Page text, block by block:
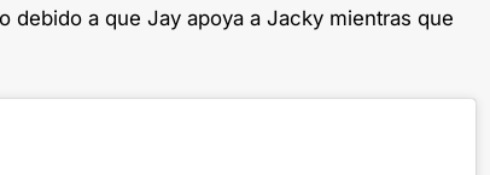
debido a que Jay apoya a Jacky mientras que